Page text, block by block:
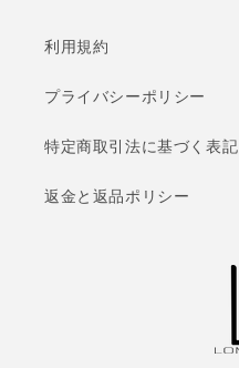
利用規約
プライバシーポリシー
特定商取引法に基づく表記
返金と返品ポリシー